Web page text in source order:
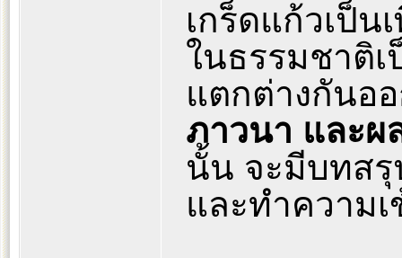
เกร็ดแก้วเป็
ในธรรมชาติ
แตกต่างกันอ
ภาวนา และผ
นั้น จะมีบทสรุ
และทำความเ